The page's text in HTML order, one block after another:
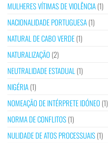
MULHERES VÍTIMAS DE VIOLÊNCIA(1)
NACIONALIDADE PORTUGUESA(1)
NATURAL DE CABO VERDE(1)
NATURALIZAÇÃO (2)
NEUTRALIDADE ESTADUAL (1)
NIGÉRIA(1)
NOMEAÇÃO DE INTÉRPRETE IDÓNEO (1)
NORMA DE CONFLITOS(1)
NULIDADE DE ATOS PROCESSUAIS(1)